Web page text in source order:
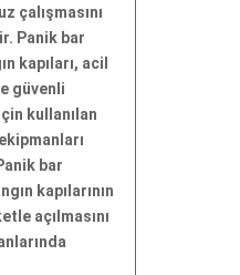
çalışmasını
Panik bar
kapıları, acil
güvenli
kullanılan
bar
kapılarının
açılmasını